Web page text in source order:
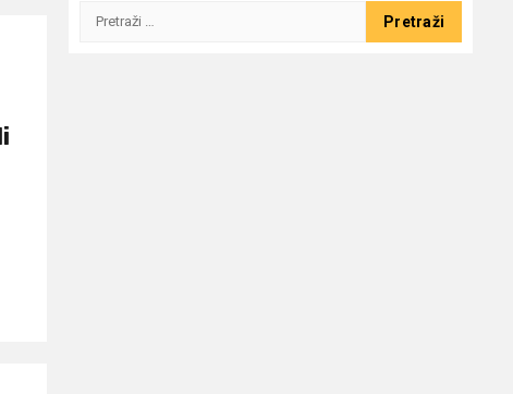
Pretraži: